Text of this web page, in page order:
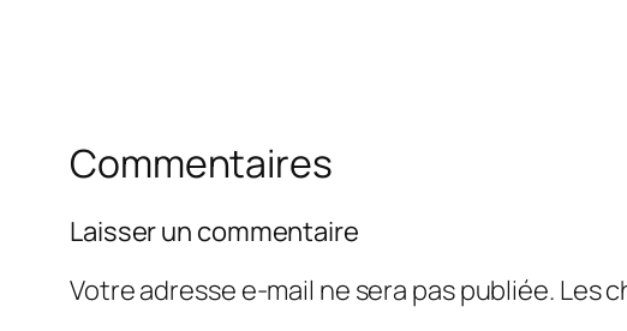
Commentaires
Laisser un commentaire
Votre adresse e-mail ne sera pas publiée. Les